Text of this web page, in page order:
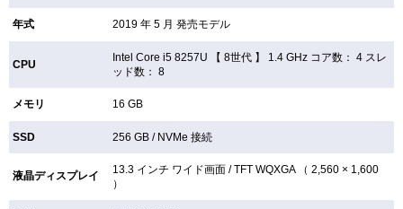
年式 2019 年 5 月 発売モデル
CPU
Intel Core i5 8257U 【8世代 】 1.4 GHz コア数： 4 スレ
ッド数： 8
メモリ 16 GB
SSD 256 GB / NVMe 接続
液晶ディスプレイ 13.3 インチ ワイド画面 /TFTWQXGA （ 2,560 × 1,600
）